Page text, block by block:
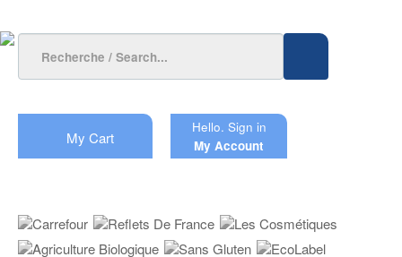
My Cart
Hello. Sign in
My Account